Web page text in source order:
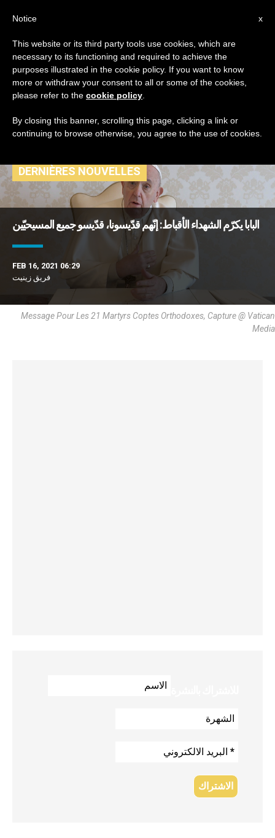
TAG
Posts Tagged ‘أقباط
أرثوذكس’
DERNIÈRES NOUVELLES
البابا يكرّم الشهداء الأقباط: إنّهم قدّيسونا، قدّيسو جميع المسيحيّين
FEB 16, 2021 06:29
فريق زينيت
Message Pour Les 21 Martyrs Coptes Orthodoxes, Capture @ Vatican
Media
x
Notice
This website or its third party tools use cookies, which are
necessary to its functioning and required to achieve the
purposes illustrated in the cookie policy. If you want to know
more or withdraw your consent to all or some of the cookies,
please refer to the cookie policy
By closing this banner, scrolling this page, clicking a link or
continuing to browse otherwise, you agree to the use of cookies.